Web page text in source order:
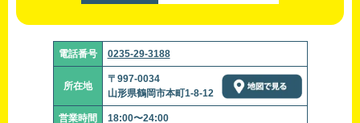
電話番号 0235-29-3188
所在地
〒997-0034
山形県鶴岡市本町1-8-12
営業時間 18:00〜24:00